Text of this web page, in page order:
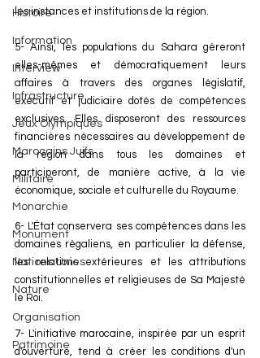
Histoire
Information
Interview
Infrastructure
Jeux Olympiques
Marocains Juifs
Militaire
Monarchie
Monument
Nations Unies
Nature
Organisation
Patrimoine
les instances et institutions de la région.
5- Ainsi, les populations du Sahara géreront
elles-mêmes et démocratiquement leurs
affaires à travers des organes législatif,
exécutif et judiciaire dotés de compétences
exclusives. Elles disposeront des ressources
financières nécessaires au développement de
la région dans tous les domaines et
participeront, de manière active, à la vie
économique, sociale et culturelle du Royaume.
6- L'État conservera ses compétences dans les
domaines régaliens, en particulier la défense,
les relations extérieures et les attributions
constitutionnelles et religieuses de Sa Majesté
le Roi.
7- L'initiative marocaine, inspirée par un esprit
d'ouverture, tend à créer les conditions d'un